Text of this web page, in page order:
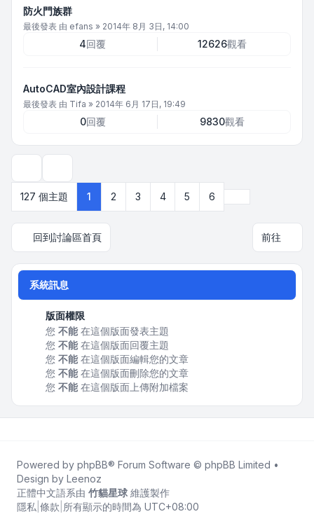
防火門族群
最後發表 由 efans » 2014年 8月 3日, 14:00
4回覆 12626觀看
AutoCAD室內設計課程
最後發表 由 Tifa » 2014年 6月 17日, 19:49
0回覆 9830觀看
127 個主題
1 2 3 4 5 6
回到討論區首頁 前往
系統訊息
版面權限
您 不能在這個版面發表主題
您 不能在這個版面回覆主題
您 不能在這個版面編輯您的文章
您 不能在這個版面刪除您的文章
您 不能在這個版面上傳附加檔案
Powered by phpBB® Forum Software © phpBB Limited •
Design by Leenoz
正體中文語系由 竹貓星球 維護製作
隱私 條款 所有顯示的時間為 UTC+08:00